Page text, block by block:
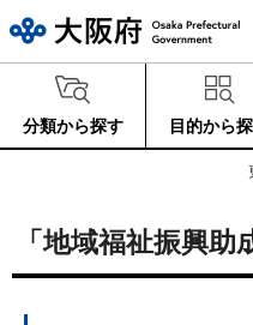
分類から探す 目的から
「地域福祉振興